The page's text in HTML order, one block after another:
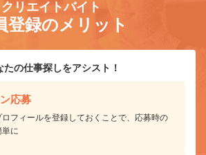
クリエイトバイト
登録のメリット
の仕事探しをアシスト！
応募
ロフィールを登録しておくことで、応募時の
単に